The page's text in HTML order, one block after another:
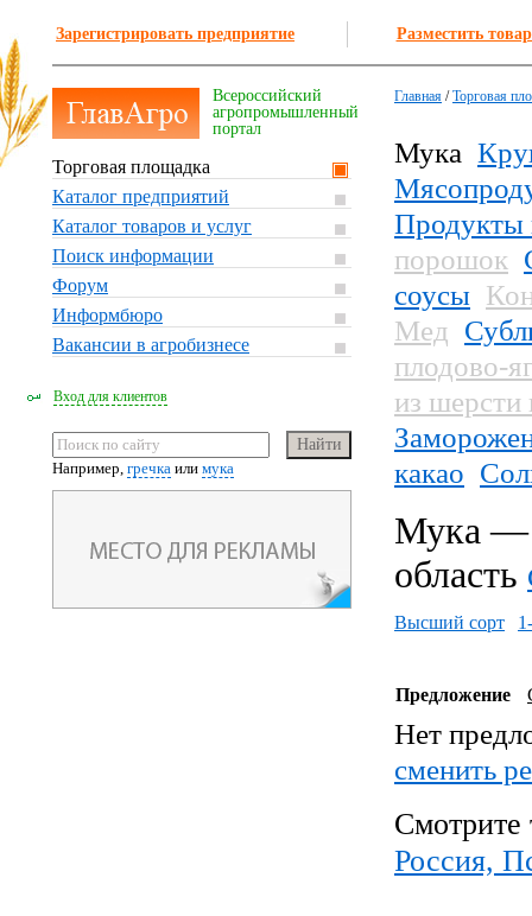
Зарегистрировать предприятие Разместить
Всероссийский
агропромышленный
портал
Торговая площадка
Каталог предприятий
Каталог товаров и услуг
Поиск информации
Форум
Информбюро
Вакансии в агробизнесе
Вход для клиентов
Например, гречка или мука
Главная /Торговая
Мука
Продукты
порошок
соусы
Мед
плодово-
из
какао
Мука —
область
Высший сорт
Предложение
Нет
cменить
Смотрите
Россия,